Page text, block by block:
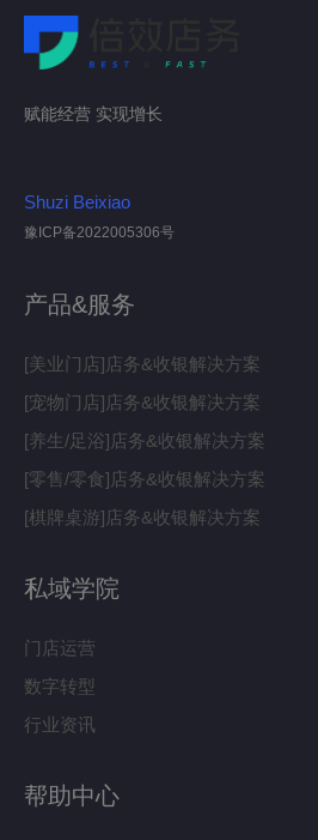
赋能经营 实现增长
Shuzi Beixiao
豫ICP备2022005306号
产品&服务
[美业门店]店务&收银解决方案
[宠物门店]店务&收银解决方案
[养生/足浴]店务&收银解决方案
[零售/零食]店务&收银解决方案
[棋牌桌游]店务&收银解决方案
私域学院
门店运营
数字转型
行业资讯
帮助中心